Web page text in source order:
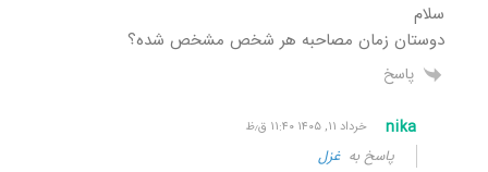
سلام
دوستان زمان مصاحبه هر شخص مشخص شده؟
پاسخ
nika خرداد ۱۱, ۱۴۰۵ ۱۱:۴۰ ق٫ظ
پاسخ بهغزل